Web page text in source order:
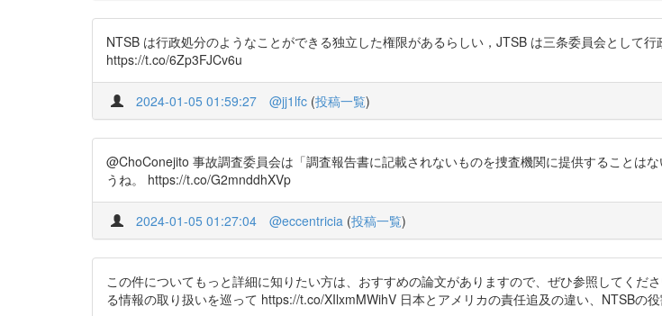
NTSB は行政処分のようなことができる独立した権限があるらしい，JTSB は三条委員会として
https://t.co/6Zp3FJCv6u
2024-01-05 01:59:27 @jj1lfc (投稿一覧)
@ChoConejito 事故調査委員会は「調査報告書に記載されないものを捜査機関に提供することは
うね。 https://t.co/G2mnddhXVp
2024-01-05 01:27:04 @eccentricia (投稿一覧)
この件についてもっと詳細に知りたい方は、おすすめの論文がありますので、ぜひ参照してく
る情報の取り扱いを巡って https://t.co/XIlxmMWihV 日本とアメリカの責任追及の違い、NTSBの役